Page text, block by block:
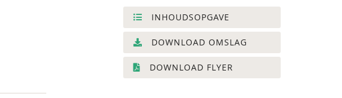
INHOUDSOPGAVE
DOWNLOAD OMSLAG
DOWNLOAD FLYER